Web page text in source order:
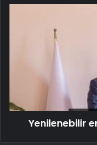
Yenilenebilir